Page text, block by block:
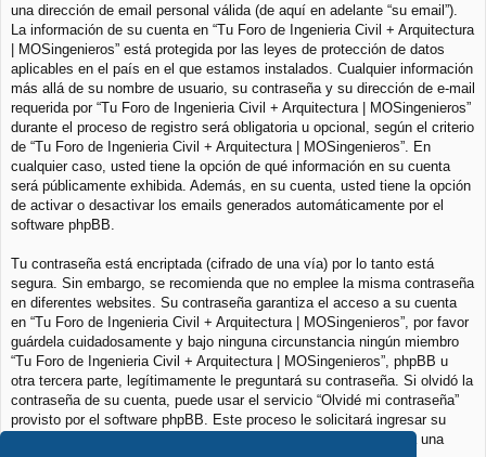
una dirección de email personal válida (de aquí en adelante “su email”).
La información de su cuenta en “Tu Foro de Ingenieria Civil + Arquitectura
| MOSingenieros” está protegida por las leyes de protección de datos
aplicables en el país en el que estamos instalados. Cualquier información
más allá de su nombre de usuario, su contraseña y su dirección de e-mail
requerida por “Tu Foro de Ingenieria Civil + Arquitectura | MOSingenieros”
durante el proceso de registro será obligatoria u opcional, según el criterio
de “Tu Foro de Ingenieria Civil + Arquitectura | MOSingenieros”. En
cualquier caso, usted tiene la opción de qué información en su cuenta
será públicamente exhibida. Además, en su cuenta, usted tiene la opción
de activar o desactivar los emails generados automáticamente por el
software phpBB.
Tu contraseña está encriptada (cifrado de una vía) por lo tanto está
segura. Sin embargo, se recomienda que no emplee la misma contraseña
en diferentes websites. Su contraseña garantiza el acceso a su cuenta
en “Tu Foro de Ingenieria Civil + Arquitectura | MOSingenieros”, por favor
guárdela cuidadosamente y bajo ninguna circunstancia ningún miembro
“Tu Foro de Ingenieria Civil + Arquitectura | MOSingenieros”, phpBB u
otra tercera parte, legítimamente le preguntará su contraseña. Si olvidó la
contraseña de su cuenta, puede usar el servicio “Olvidé mi contraseña”
provisto por el software phpBB. Este proceso le solicitará ingresar su
nombre de usuario y su email, luego el software phpBB generará una